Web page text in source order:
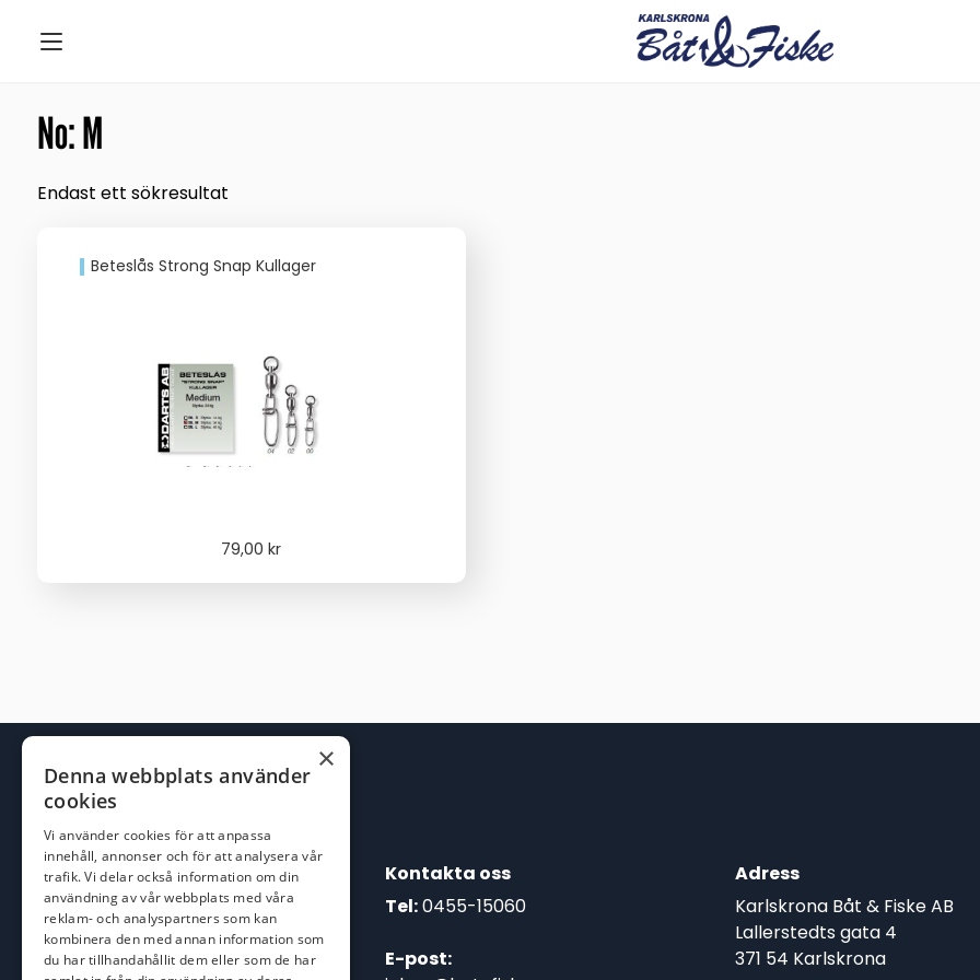
No: M
Endast ett sökresultat
Beteslås Strong Snap Kullager
79,00kr
Kontakta oss
Tel:0455-15060
E-post:
Adress
Karlskrona Båt & Fiske AB
Lallerstedts gata 4
371 54 Karlskrona
×
Denna webbplats använder
cookies
Vi använder cookies för att anpassa
innehåll, annonser och för att analysera vår
trafik. Vi delar också information om din
användning av vår webbplats med våra
reklam- och analyspartners som kan
kombinera den med annan information som
du har tillhandahållit dem eller som de har